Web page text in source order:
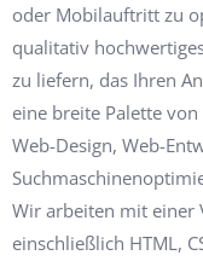
oder Mobilauftritt zu
qualitativ
zu liefern, das Ihren
eine breite Palette
Web-Design, Web-
Wir arbeiten mit einer
einschließlich HTML,